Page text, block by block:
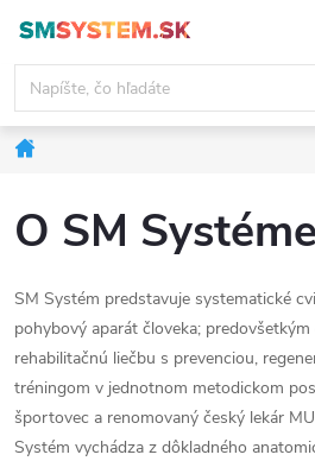
obsah
O SM Systéme
SM Systém predstavuje systematické
pohybový aparát človeka;
rehabilitačnú liečbu s prevenciou,
tréningom v jednotnom metodickom
športovec a renomovaný český lekár
Systém vychádza z dôkladného